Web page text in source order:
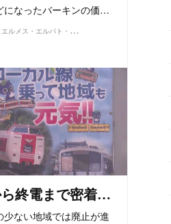
になったバーキンの価…
エ
ルメス・エルパト・ロレックス
ら終電まで密着…
ない地域では廃止が進